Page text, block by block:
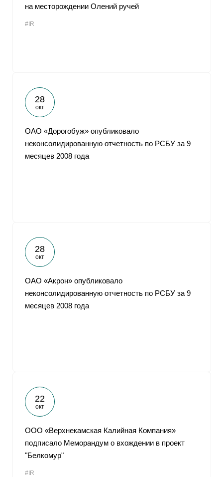
на месторождении Олений ручей
#IR
28
окт
ОАО «Дорогобуж» опубликовало
неконсолидированную отчетность по РСБУ за 9
месяцев 2008 года
28
окт
ОАО «Акрон» опубликовало
неконсолидированную отчетность по РСБУ за 9
месяцев 2008 года
22
окт
ООО «Верхнекамская Калийная Компания»
подписало Меморандум о вхождении в проект
"Белкомур"
#IR